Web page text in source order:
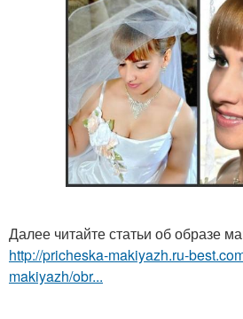
Далее читайте статьи об образе
http://pricheska-makiyazh.ru-
makiyazh/obr...